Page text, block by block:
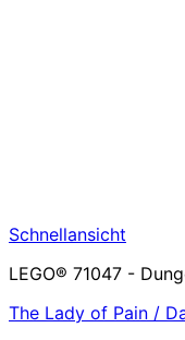
Schnellansicht
LEGO® 71047 -
The Lady of Pain /